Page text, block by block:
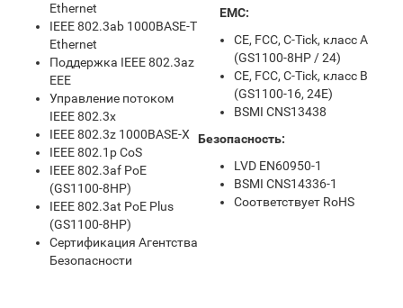
Ethernet
IEEE 802.3ab 1000BASE-T
Ethernet
Поддержка IEEE 802.3az
EEE
Управление потоком
IEEE 802.3x
IEEE 802.3z 1000BASE-X
IEEE 802.1p CoS
IEEE 802.3af PoE
(GS1100-8HP)
IEEE 802.3at PoE Plus
(GS1100-8HP)
Сертификация Агентства
Безопасности
EMC:
CE, FCC, C-Tick, класс A
(GS1100-8HP / 24)
CE, FCC, C-Tick, класс B
(GS1100-16, 24E)
BSMI CNS13438
Безопасность:
LVD EN60950-1
BSMI CNS14336-1
Соответствует RoHS